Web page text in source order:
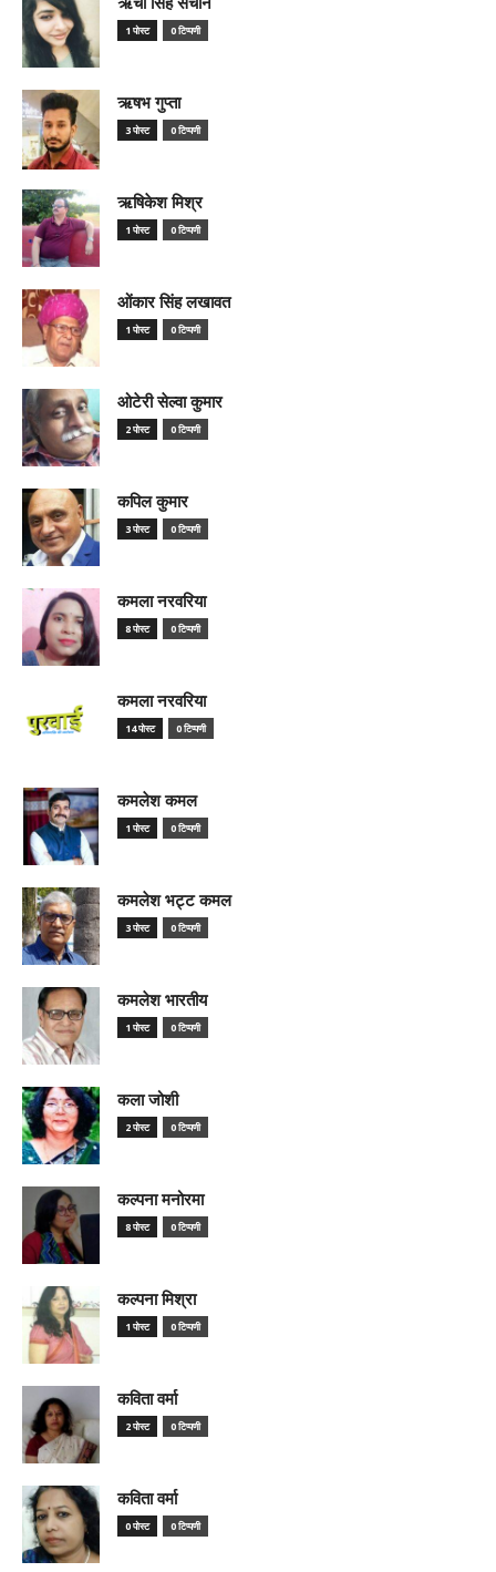
1 पोस्ट 0 टिप्पणी
ऋषभ गुप्ता
3 पोस्ट 0 टिप्पणी
ऋषिकेश मिश्र
1 पोस्ट 0 टिप्पणी
ओंकार सिंह लखावत
1 पोस्ट 0 टिप्पणी
ओटेरी सेल्वा कुमार
2 पोस्ट 0 टिप्पणी
कपिल कुमार
3 पोस्ट 0 टिप्पणी
कमला नरवरिया
8 पोस्ट 0 टिप्पणी
कमला नरवरिया
14 पोस्ट 0 टिप्पणी
कमलेश कमल
1 पोस्ट 0 टिप्पणी
कमलेश भट्ट कमल
3 पोस्ट 0 टिप्पणी
कमलेश भारतीय
1 पोस्ट 0 टिप्पणी
कला जोशी
2 पोस्ट 0 टिप्पणी
कल्पना मनोरमा
8 पोस्ट 0 टिप्पणी
कल्पना मिश्रा
1 पोस्ट 0 टिप्पणी
कविता वर्मा
2 पोस्ट 0 टिप्पणी
कविता वर्मा
0 पोस्ट 0 टिप्पणी